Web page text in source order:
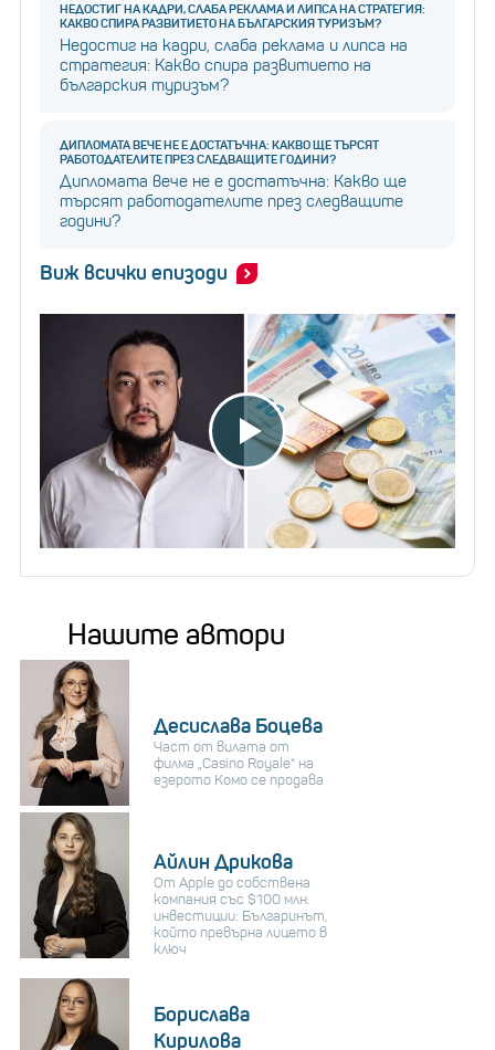
НЕДОСТИГ НА КАДРИ, СЛАБА РЕКЛАМА И ЛИПСА НА СТРАТЕГИЯ:
КАКВО СПИРА РАЗВИТИЕТО НА БЪЛГАРСКИЯ ТУРИЗЪМ?
Недостиг на кадри, слаба реклама и липса на
стратегия: Какво спира развитието на
българския туризъм?
ДИПЛОМАТА ВЕЧЕ НЕ Е ДОСТАТЪЧНА: КАКВО ЩЕ ТЪРСЯТ
РАБОТОДАТЕЛИТЕ ПРЕЗ СЛЕДВАЩИТЕ ГОДИНИ?
Дипломата вече не е достатъчна: Какво ще
търсят работодателите през следващите
години?
Виж всички епизоди
Нашите автори
Десислава Боцева
Част от вилата от
филма „Casino Royale“ на
езерото Комо се продава
Айлин Дрикова
От Apple до собствена
компания със $100 млн.
инвестиции: Българинът,
който превърна лицето в
ключ
Борислава
Кирилова